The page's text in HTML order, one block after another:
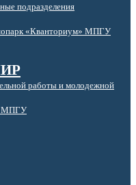
подразделения
«Кванториум» МПГУ
работы и молодежной
МПГУ